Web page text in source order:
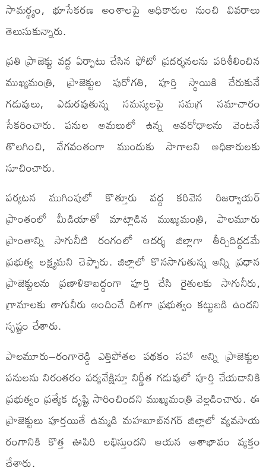
సామర్థ్యం, భూసేకరణ అంశాలపై అధికారుల నుంచి వివరాలు
తెలుసుకున్నారు.
ప్రతి ప్రాజెక్టు వద్ద ఏర్పాటు చేసిన ఫోటో ప్రదర్శనలను పరిశీలించిన
ముఖ్యమంత్రి, ప్రాజెక్టుల పురోగతి, పూర్తి స్థాయికి చేరుకునే
గడువులు, ఎదురవుతున్న సమస్యలపై సమగ్ర సమాచారం
సేకరించారు. పనుల అమలులో ఉన్న అవరోధాలను వెంటనే
తొలగించి, వేగవంతంగా ముందుకు సాగాలని అధికారులకు
సూచించారు.
పర్యటన ముగింపులో కొత్తూరు వద్ద కరివెన రిజర్వాయర్
ప్రాంతంలో మీడియాతో మాట్లాడిన ముఖ్యమంత్రి, పాలమూరు
ప్రాంతాన్ని సాగునీటి రంగంలో ఆదర్శ జిల్లాగా తీర్చిదిద్దడమే
ప్రభుత్వ లక్ష్యమని చెప్పారు. జిల్లాలో కొనసాగుతున్న అన్ని ప్రధాన
ప్రాజెక్టులను ప్రణాళికాబద్ధంగా పూర్తి చేసి రైతులకు సాగునీరు,
గ్రామాలకు తాగునీరు అందించే దిశగా ప్రభుత్వం కట్టుబడి ఉందని
స్పష్టం చేశారు.
పాలమూరు–రంగారెడ్డి ఎత్తిపోతల పథకం సహా అన్ని ప్రాజెక్టుల
పనులను నిరంతరం పర్యవేక్షిస్తూ నిర్ణీత గడువులో పూర్తి చేయడానికి
ప్రభుత్వం ప్రత్యేక దృష్టి సారించిందని ముఖ్యమంత్రి వెల్లడించారు. ఈ
ప్రాజెక్టులు పూర్తయితే ఉమ్మడి మహబూబ్‌నగర్ జిల్లాలో వ్యవసాయ
రంగానికి కొత్త ఊపిరి లభిస్తుందని ఆయన ఆశాభావం వ్యక్తం
చేశారు.